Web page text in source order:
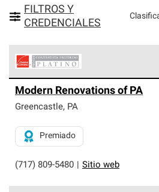
FILTROS Y
CREDENCIALES
Corning constituyen el nivel
exclusiva y cumplen con
Solo ellos pueden ofrecer nuestra
sistemas de techos.
Modern Renovations of PA
Greencastle, PA
(717) 809-5480 Sitio web
Premiado